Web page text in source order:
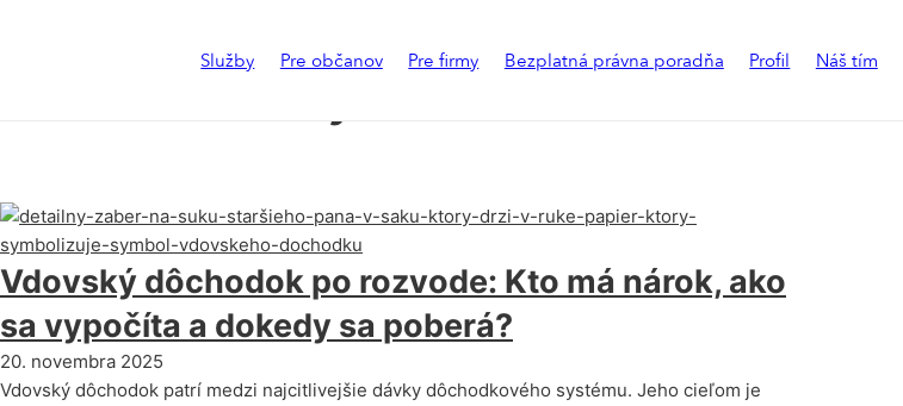
Služby Pre občanov Pre firmy Bezplatná právna poradňa Profil Náš tím
Vdovský dôchodok po rozvode: Kto má nárok, ako
sa vypočíta a dokedy sa poberá?
20. novembra 2025
Vdovský dôchodok patrí medzi najcitlivejšie dávky dôchodkového systému. Jeho cieľom je